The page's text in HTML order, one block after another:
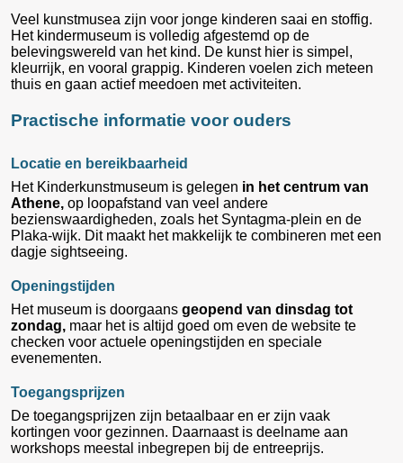
Veel kunstmusea zijn voor jonge kinderen saai en stoffig.
Het kindermuseum is volledig afgestemd op de
belevingswereld van het kind. De kunst hier is simpel,
kleurrijk, en vooral grappig. Kinderen voelen zich meteen
thuis en gaan actief meedoen met activiteiten.
Practische informatie voor ouders
Locatie en bereikbaarheid
Het Kinderkunstmuseum is gelegen in het centrum van
Athene, op loopafstand van veel andere
bezienswaardigheden, zoals het Syntagma-plein en de
Plaka-wijk. Dit maakt het makkelijk te combineren met een
dagje sightseeing.
Openingstijden
Het museum is doorgaans geopend van dinsdag tot
zondag, maar het is altijd goed om even de website te
checken voor actuele openingstijden en speciale
evenementen.
Toegangsprijzen
De toegangsprijzen zijn betaalbaar en er zijn vaak
kortingen voor gezinnen. Daarnaast is deelname aan
workshops meestal inbegrepen bij de entreeprijs.